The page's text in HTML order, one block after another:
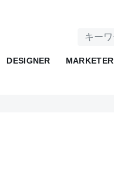
DESIGNER MARKETER